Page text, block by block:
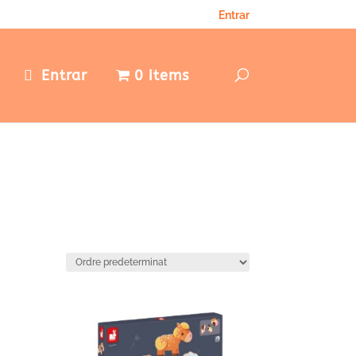
Entrar
Entrar 0 items